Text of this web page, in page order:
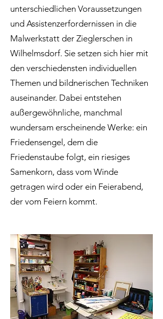
unterschiedlichen Voraussetzungen
und Assistenzerfordernissen in die
Malwerkstatt der Zieglerschen in
Wilhelmsdorf. Sie setzen sich hier mit
den verschiedensten individuellen
Themen und bildnerischen Techniken
auseinander. Dabei entstehen
außergewöhnliche, manchmal
wundersam erscheinende Werke: ein
Friedensengel, dem die
Friedenstaube folgt, ein riesiges
Samenkorn, dass vom Winde
getragen wird oder ein Feierabend,
der vom Feiern kommt.